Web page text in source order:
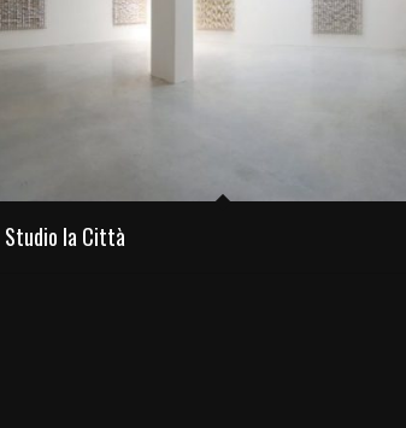
Studio la Città